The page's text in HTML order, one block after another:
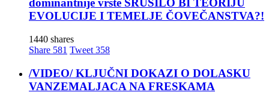
dominantnije vrste SRUŠILO BI TEORIJU
EVOLUCIJE I TEMELJE ČOVEČANSTVA?!
1440 shares
Share 581 Tweet 358
/VIDEO/ KLJUČNI DOKAZI O DOLASKU
VANZEMALJACA NA FRESKAMA